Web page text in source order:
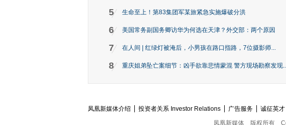
5 生命至上！第83集团军某旅紧急实施爆破分洪
6 美国常务副国务卿访华为何选在天津？外交部：两个原因
7 在人间 | 红绿灯被淹后，小男孩在路口指路，7位摄影师...
8 重庆姐弟坠亡案细节：凶手欲靠悲情蒙混 警方现场勘察发现
凤凰新媒体介绍 投资者关系 Investor Relations 广告服务 诚征英才
凤凰新媒体
版权所有